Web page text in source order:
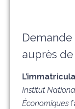
Demande
auprès de
Institut
Économiques